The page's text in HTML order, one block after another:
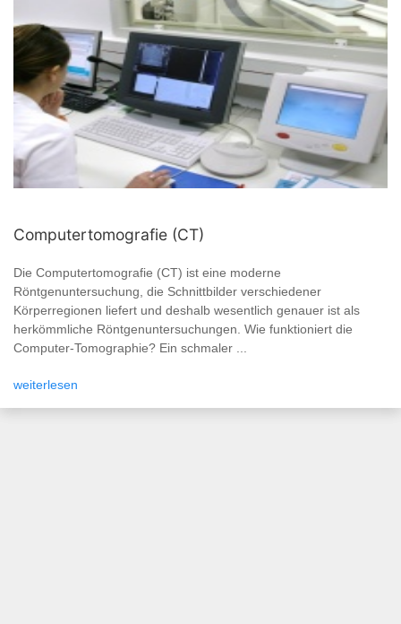
Computertomografie (CT)
Die Computertomografie (CT) ist eine moderne
Röntgenuntersuchung, die Schnittbilder verschiedener
Körperregionen liefert und deshalb wesentlich genauer ist als
herkömmliche Röntgenuntersuchungen. Wie funktioniert die
Computer-Tomographie? Ein schmaler ...
weiterlesen